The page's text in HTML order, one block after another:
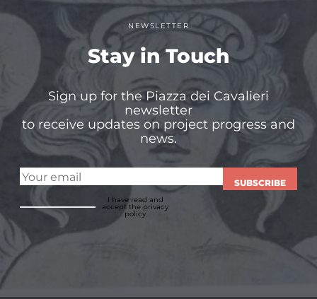
NEWSLETTER
Stay in Touch
Sign up for the Piazza dei Cavalieri
newsletter
to receive updates on project progress and
news.
SUBSCRIBE
I have read and
acceptthe privacy
policy